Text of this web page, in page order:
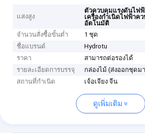
แสงสูง
ตัวควบคุมแรงดันไฟ
เครื่องกำเนิดไฟฟ้าค
อัตโนมัติ
จำนวนสั่งซื้อขั้นต่ำ
1 ชุด
ชื่อแบรนด์
Hydrotu
ราคา
สามารถต่อรองได้
รายละเอียดการบรรจุ
กล่องไม้ (ส่งออกชุดม
สถานที่กำเนิด
เจ้อเจียง จีน
ดูเพิ่มเติม